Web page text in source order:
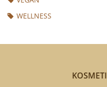
WELLNESS